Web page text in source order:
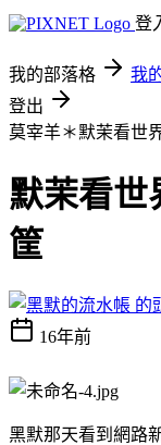
登
我的部落格 我
登出
莫宰羊＊默茉看世
默茉看世
筐
16年前
黑默那天看到網路